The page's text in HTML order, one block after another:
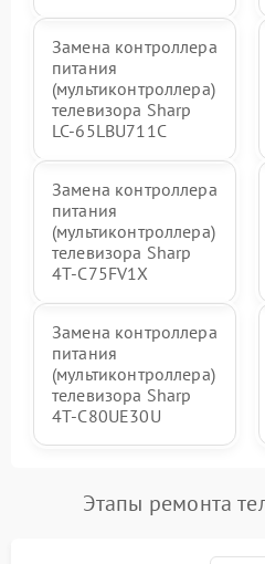
Замена контроллера
питания
(мультиконтроллера)
телевизора Sharp
LC-65LBU711C
Замена контроллера
питания
(мультиконтроллера)
телевизора Sharp
4T-C75FV1X
Замена контроллера
питания
(мультиконтроллера)
телевизора Sharp
4T-C80UE30U
Этапы ремонта